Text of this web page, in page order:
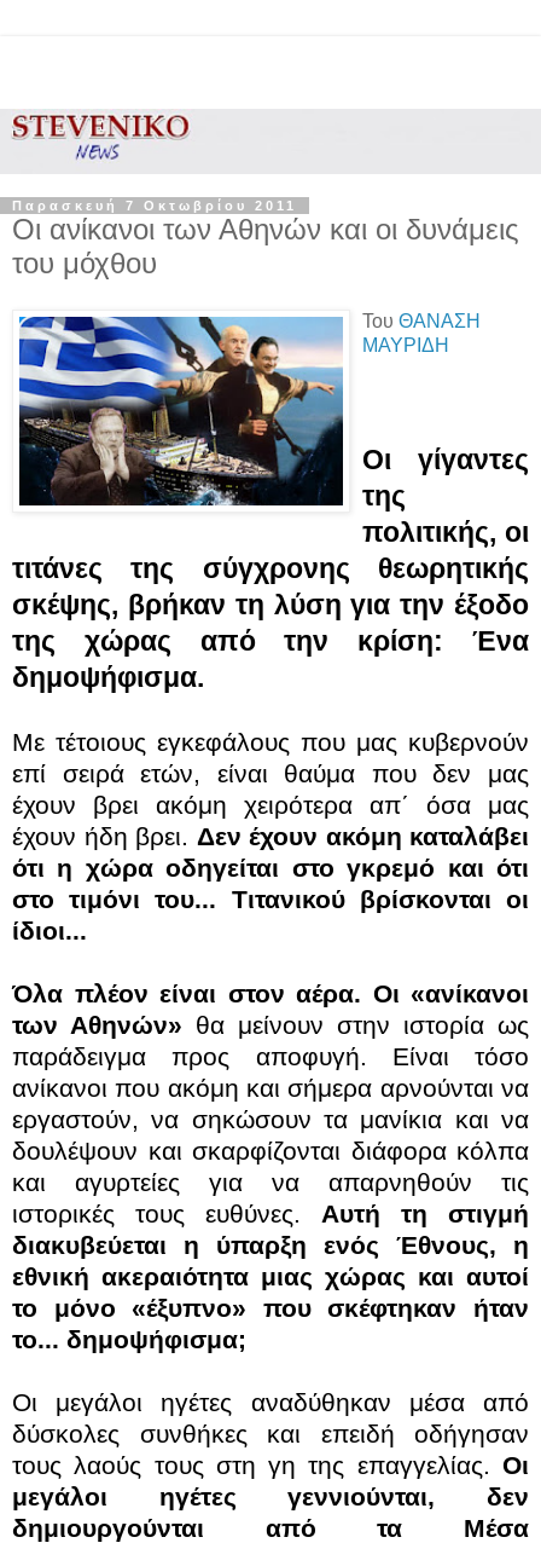
Παρασκευή 7 Οκτωβρίου 2011
Οι ανίκανοι των Αθηνών και οι δυνάμεις
του μόχθου
Του ΘΑΝΑΣΗ
ΜΑΥΡΙΔΗ
Οι γίγαντες
της
πολιτικής, οι
τιτάνες της σύγχρονης θεωρητικής
σκέψης, βρήκαν τη λύση για την έξοδο
της χώρας από την κρίση:
Ένα
δημοψήφισμα.
Με τέτοιους εγκεφάλους που μας κυβερνούν
επί σειρά ετών, είναι θαύμα που δεν μας
έχουν βρει ακόμη χειρότερα απ΄ όσα μας
έχουν ήδη βρει. Δεν έχουν ακόμη καταλάβει
ότι η χώρα οδηγείται στο γκρεμό και ότι
στο τιμόνι του... Τιτανικού βρίσκονται οι
ίδιοι...
Όλα πλέον είναι στον αέρα. Οι «ανίκανοι
των Αθηνών» θα μείνουν στην ιστορία ως
παράδειγμα προς αποφυγή. Είναι τόσο
ανίκανοι που ακόμη και σήμερα αρνούνται να
εργαστούν, να σηκώσουν τα μανίκια και να
δουλέψουν και σκαρφίζονται διάφορα κόλπα
και αγυρτείες για να απαρνηθούν τις
ιστορικές τους ευθύνες. Αυτή τη στιγμή
διακυβεύεται η ύπαρξη ενός Έθνους, η
εθνική ακεραιότητα μιας χώρας και αυτοί
το μόνο «έξυπνο» που σκέφτηκαν ήταν
το... δημοψήφισμα;
Οι μεγάλοι ηγέτες αναδύθηκαν μέσα από
δύσκολες συνθήκες και επειδή οδήγησαν
τους λαούς τους στη γη της επαγγελίας. Οι
μεγάλοι ηγέτες γεννιούνται, δεν
δημιουργούνται από τα Μέσα